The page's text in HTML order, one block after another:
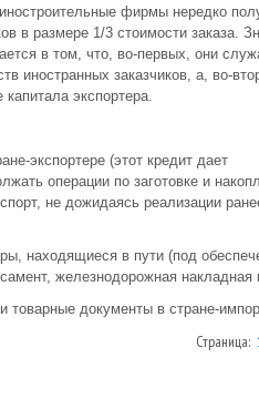
фирмы нередко
в размере 1/3 стоимости заказа.
в том, что, во-первых, они
иностранных заказчиков, а, во-
экспортера.
экспортере (этот кредит дает
операции по заготовке и
не дожидаясь реализации
находящиеся в пути (под
железнодорожная накладная
товарные документы в стране-
Страница: